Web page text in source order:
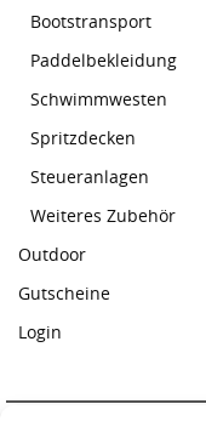
Bootstransport
Paddelbekleidung
Schwimmwesten
Spritzdecken
Steueranlagen
Weiteres Zubehör
Outdoor
Gutscheine
Login